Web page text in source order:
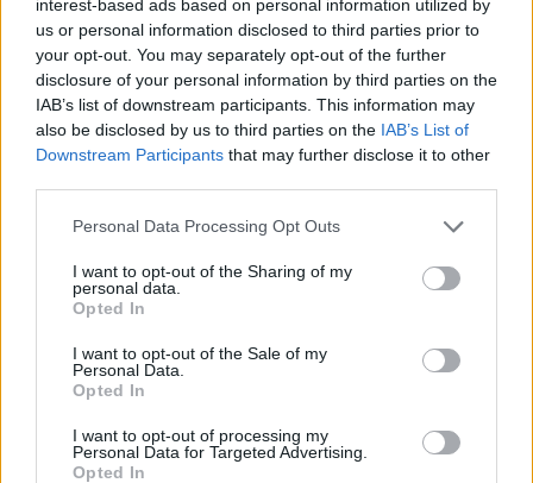
interest-based ads based on personal information utilized by
us or personal information disclosed to third parties prior to
your opt-out. You may separately opt-out of the further
disclosure of your personal information by third parties on the
IAB’s list of downstream participants. This information may
also be disclosed by us to third parties on the IAB’s List of
Downstream Participants that may further disclose it to other
Personal Data Processing Opt Outs
I want to opt-out of the Sharing of my
personal data.
Opted In
I want to opt-out of the Sale of my
Personal Data.
Opted In
I want to opt-out of processing my
Personal Data for Targeted Advertising.
Opted In